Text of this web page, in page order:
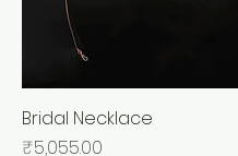
Bridal Necklace
मूल्य
₹5,055.00